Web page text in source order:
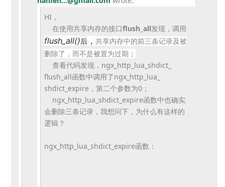
HI，
在使用共享内存的接口flush_all发现，调用
flush_ all()后 ， 共享内存中的前三条记录及被
删除了， 而不是被置为过期；
查看代码发现，ngx_http_lua_shdict_
flush_all函数中调用了ngx_http_lua_
shdict_expire，第二个参数为0；
ngx_http_lua_shdict_ expire函数中也确实
会删除三条记录，我想问下， 为什么有这样的
逻辑？
ngx_http_lua_shdict_expire函数：